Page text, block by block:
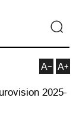
2025-